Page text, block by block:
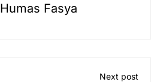
Fasya
Next post